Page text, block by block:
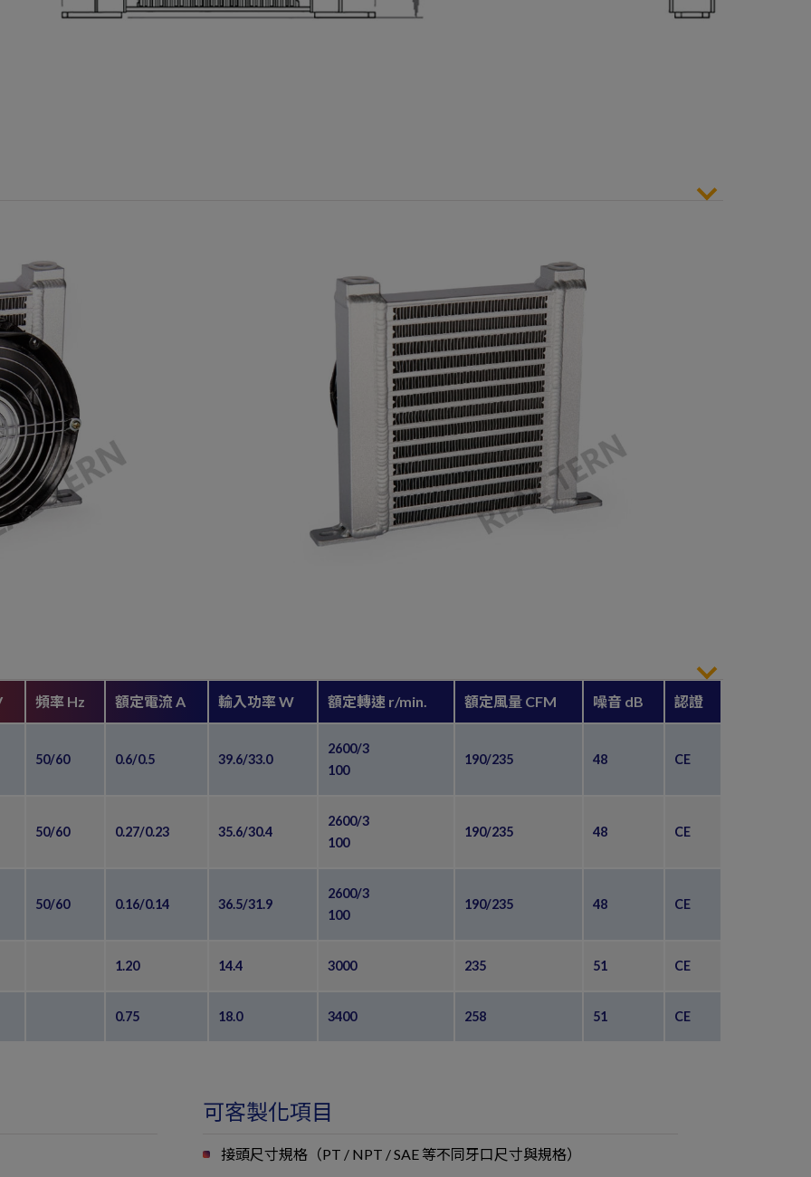
頻率 Hz 額定電流 A 輸入功率 W 額定轉速 r/min. 額定風量 CFM 噪音 dB 認證
50/60 0.6/0.5 39.6/33.0
2600/3
100
190/235 48 CE
50/60 0.27/0.23 35.6/30.4
2600/3
100
190/235 48 CE
50/60 0.16/0.14 36.5/31.9
2600/3
100
190/235 48 CE
1.20 14.4 3000 235 51 CE
0.75 18.0 3400 258 51 CE
可客製化項目
接頭尺寸規格（PT / NPT / SAE 等不同牙口尺寸與規格）